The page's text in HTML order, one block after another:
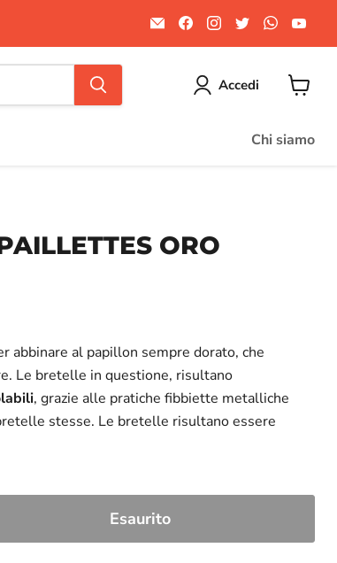
Email
Divertilandia.it
Trovaci
su
Facebook
Trovaci
su
Instagram
Trovaci
su
Twitter
Trovaci
su
Accedi
carrello
Chi siamo
ORO
abbinare al papillon sempre dorato, che
Le bretelle in questione, risultano
, grazie alle pratiche fibbiette metalliche
stesse. Le bretelle risultano essere
Esaurito